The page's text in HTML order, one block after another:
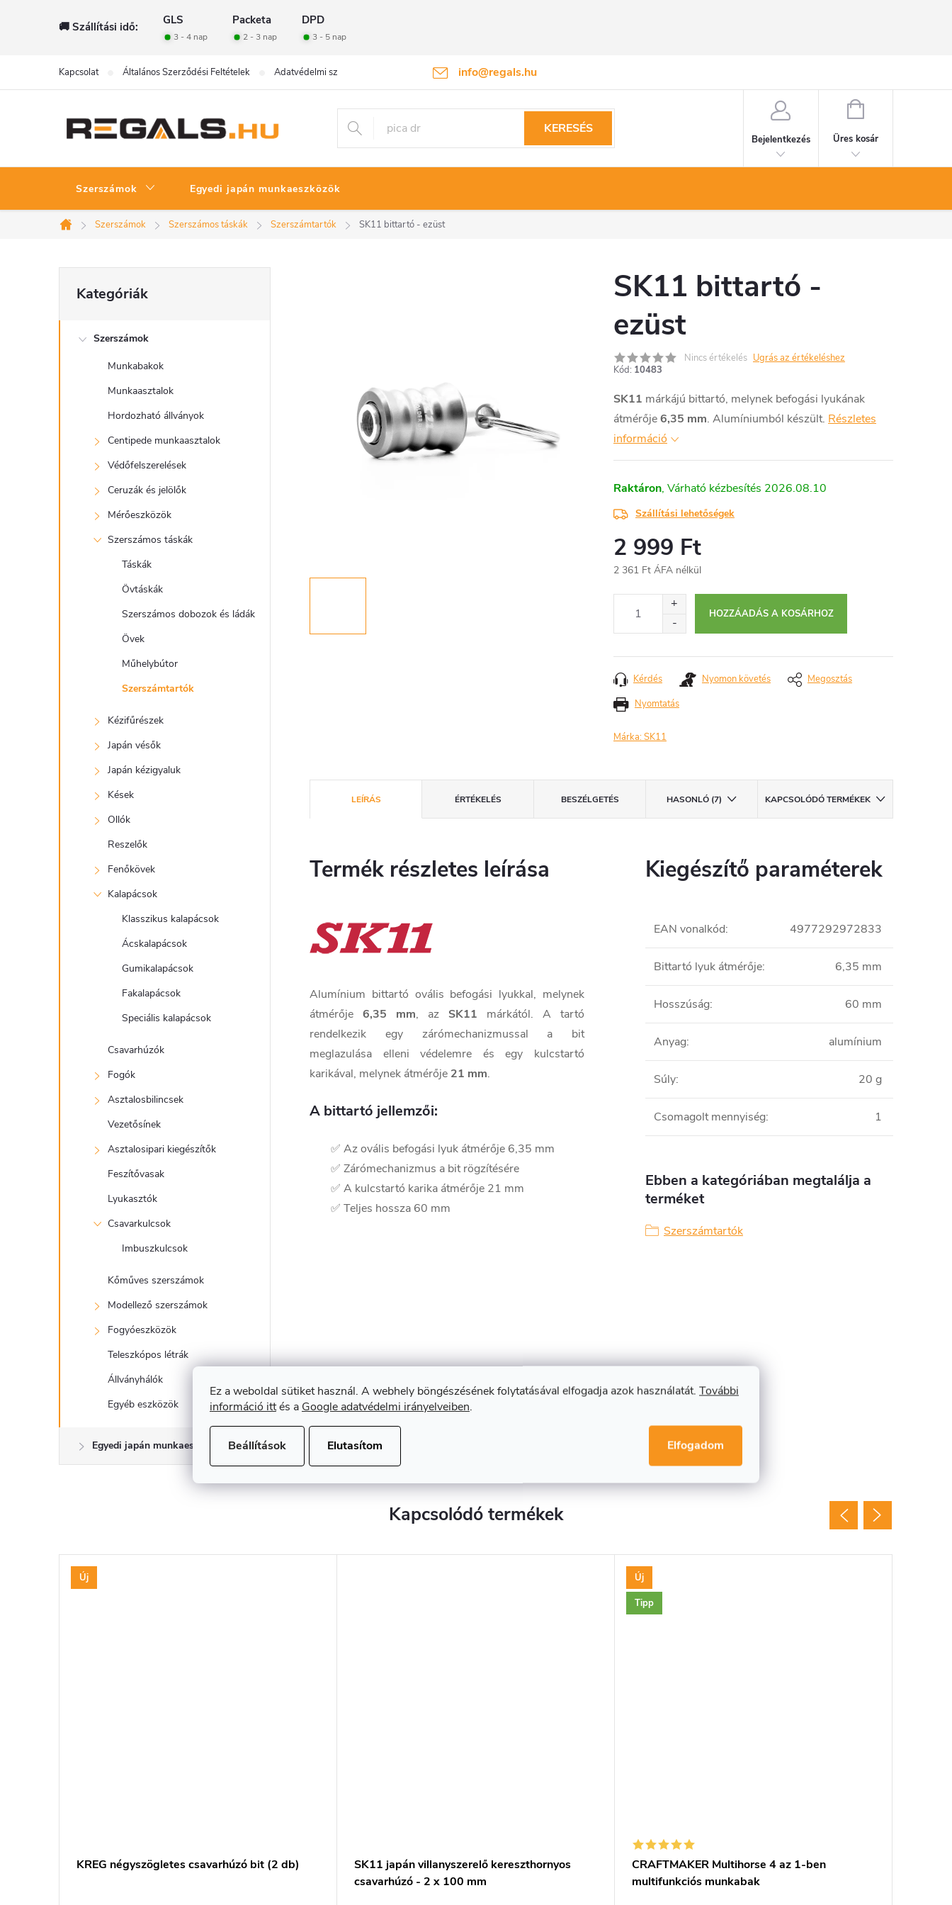
Ez a weboldal sütiket használ. A webhely böngészésének folytatásával elfogadja azok használatát. További
információ ittés a Google adatvédelmi irányelveiben.
Beállítások Elutasítom Elfogadom
tartalomhoz
🚚 Szállítási idő: GLS Packeta DPD
3 - 4 nap 2 - 3 nap 3 - 5 nap
info@regals.hu
Kapcsolat Általános Szerződési Feltételek Adatvédelmi szabályzat Termékvisszaküldés
KERESÉS
Bejelentkezés
KOSÁR
Üres kosár
Szerszámok Egyedi japán munkaeszközök
Kezdőlap
Szerszámok Szerszámos táskák Szerszámtartók SK11 bittartó - ezüst
O
l
átugrása
Kategóriák
Szerszámok
Munkabakok
Munkaasztalok
Hordozható állványok
Centipede munkaasztalok
Védőfelszerelések
Ceruzák és jelölők
Mérőeszközök
Szerszámos táskák
Táskák
Övtáskák
Szerszámos dobozok és ládák
Övek
Műhelybútor
Szerszámtartók
Kézifűrészek
Japán vésők
Japán kézigyaluk
Kések
Ollók
Reszelők
Fenőkövek
Kalapácsok
Klasszikus kalapácsok
Ácskalapácsok
Gumikalapácsok
Fakalapácsok
Speciális kalapácsok
Csavarhúzók
Fogók
Asztalosbilincsek
Vezetősínek
Asztalosipari kiegészítők
Feszítővasak
Lyukasztók
Csavarkulcsok
Imbuszkulcsok
Kőműves szerszámok
Modellező szerszámok
Fogyóeszközök
Teleszkópos létrák
Állványhálók
Egyéb eszközök
Egyedi japán munkaeszközök
SK11 bittartó -
ezüst
Nincs értékelés Ugrás az értékeléshez
Kód: 10483
SK11 márkájú bittartó, melynek befogási lyukának
átmérője6,35 mm. Alumíniumból készült. Részletes
információ
Raktáron 2026.08.10
Szállítási lehetőségek
2 999 Ft
2 361 Ft ÁFA nélkül
HOZZÁADÁS A KOSÁRHOZ
Nyomtatás
Kérdés Nyomon követés Megosztás
Márka:SK11
LEÍRÁS ÉRTÉKELÉS BESZÉLGETÉS HASONLÓ (7) KAPCSOLÓDÓ TERMÉKEK
Termék részletes leírása
Alumínium bittartó ovális befogási lyukkal, melynek
átmérője 6,35 mm, az SK11 márkától. A tartó
rendelkezik egy zárómechanizmussal a bit
meglazulása elleni védelemre és egy kulcstartó
karikával, melynek átmérője 21 mm.
A bittartó jellemzői:
✅ Az ovális befogási lyuk átmérője 6,35 mm
✅ Zárómechanizmus a bit rögzítésére
✅ A kulcstartó karika átmérője 21 mm
✅ Teljes hossza 60 mm
Kiegészítő paraméterek
EAN vonalkód: 4977292972833
Bittartó lyuk átmérője: 6,35 mm
Hosszúság: 60 mm
Anyag: alumínium
Súly: 20 g
Csomagolt mennyiség: 1
Ebben a kategóriában megtalálja a
terméket
Szerszámtartók
Kapcsolódó termékek
Új
KREG négyszögletes csavarhúzó bit (2 db)
SK11 japán villanyszerelő kereszthornyos
csavarhúzó - 2 x 100 mm
Új
Tipp
CRAFTMAKER Multihorse 4 az 1-ben
multifunkciós munkabak